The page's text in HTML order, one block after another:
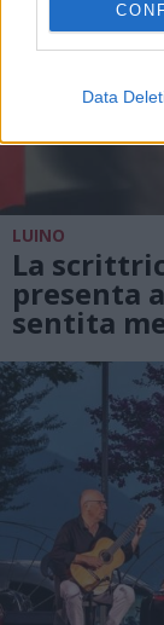
Data
LUINO
La
presenta
sentita